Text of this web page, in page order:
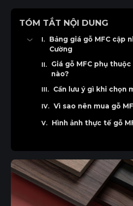
TÓM TẮT NỘI DUNG
Bảng giá gỗ MFC cập
Cường
Bảng báo giá ván MFC
Bảng báo giá ván MFC
Giá gỗ MFC phụ
nào?
Cần lưu ý gì khi chọn
Vì sao nên mua gỗ
Hình ảnh thực tế gỗ